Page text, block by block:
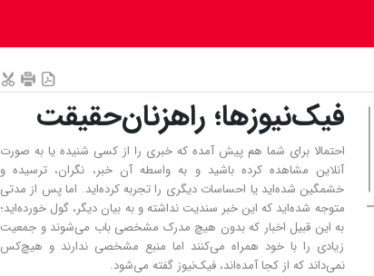
فیک‌نیوزها؛ راهزنان‌حقیقت
احتمالا برای شما هم پیش آمده که خبری را از کسی شنیده یا به صورت
آنلاین مشاهده کرده باشید و به واسطه‌ آن خبر، نگران، ترسیده‌ و
خشمگین شده‌اید یا احساسات دیگری را تجربه کرده‌اید. اما پس از مدتی
متوجه شده‌اید که این خبر سندیت نداشته و به بیان دیگر، گول خورده‌اید؛
به این قبیل اخبار که بدون هیچ مدرک مشخصی باب می‌شوند و جمعیت
زیادی را با خود همراه می‌کنند اما منبع مشخصی ندارند و هیچ‌کس
نمی‌داند که از کجا آمده‌اند، فیک‌نیوز گفته می‌شود.